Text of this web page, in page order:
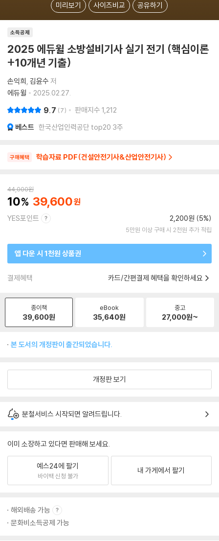
미리보기 사이즈비교 공유하기
소득공제
2025 에듀윌 소방설비기사 실기 전기 (핵심이론
+10개년 기출)
손익희 김윤수 저
에듀윌
2025.02.27.
9.7 7 판매지수 1,212
베스트 한국산업인력공단 top20 3주
구매혜택 학습자료 PDF(건설안전기사&산업안전기사)
44,000원
10 39,600
YES포인트 2,200원 (5%)
5만원 이상 구매 시 2천원 추가 적립
앱 다운 시 1천원 상품권
결제혜택 카드/간편결제 혜택을 확인하세요
종이책
39,600원
eBook
35,640원
중고
27,000원~
본 도서의 개정판이 출간되었습니다.
개정판 보기
분철서비스 시작되면 알려드립니다.
이미 소장하고 있다면 판매해 보세요.
예스24에 팔기
바이백 신청 불가
내 가게에서 팔기
해외배송 가능
문화비소득공제 가능